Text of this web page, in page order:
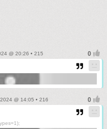
@ 20:26 • 215
@ 14:05 • 216